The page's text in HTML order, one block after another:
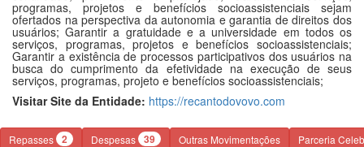
programas, projetos e benefícios socioassistenciais sejam
ofertados na perspectiva da autonomia e garantia de direitos dos
usuários; Garantir a gratuidade e a universidade em todos os
serviços, programas, projetos e benefícios socioassistenciais;
Garantir a existência de processos participativos dos usuários na
busca do cumprimento da efetividade na execução de seus
serviços, programas, projeto e benefícios socioassistenciais;
Visitar Site da Entidade: https://recantodovovo.com
Repasses 2 Despesas 39 Outras Movimentações Parceria